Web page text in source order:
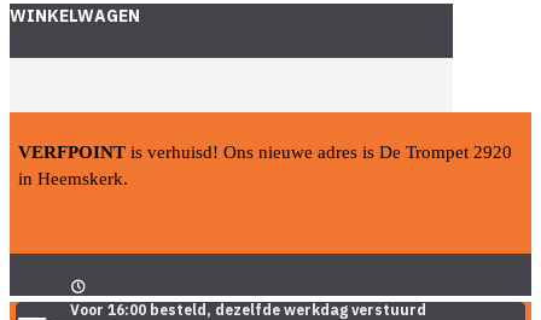
WINKELWAGEN
VERFPOINT is verhuisd! Ons nieuwe adres is De Trompet 2920
in Heemskerk.
Voor 16:00 besteld, dezelfde werkdag verstuurd